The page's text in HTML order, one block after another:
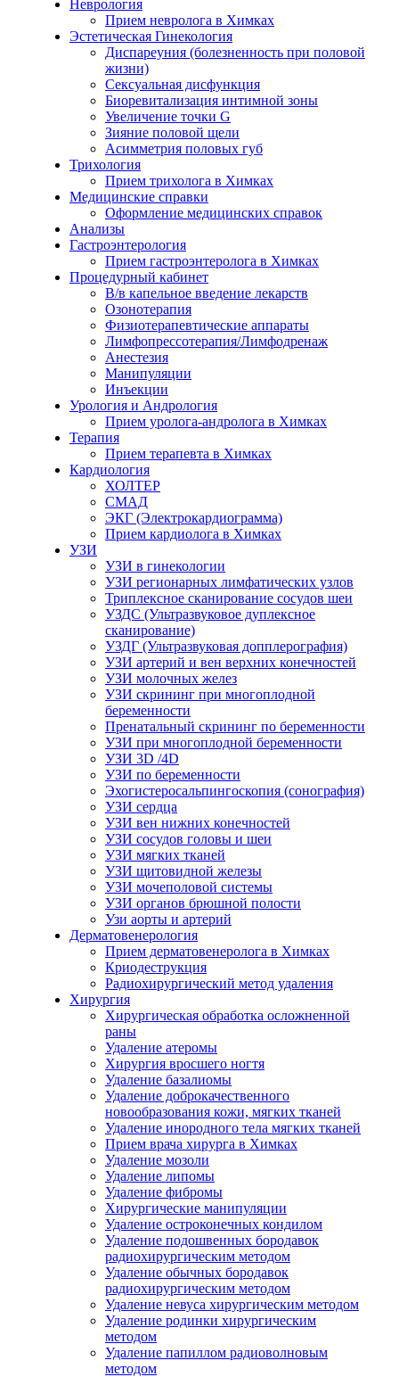
Неврология
Прием невролога в Химках
Эстетическая Гинекология
Диспареуния (болезненность при половой
жизни)
Сексуальная дисфункция
Биоревитализация интимной зоны
Увеличение точки G
Зияние половой щели
Асимметрия половых губ
Трихология
Прием трихолога в Химках
Медицинские справки
Оформление медицинских справок
Анализы
Гастроэнтерология
Прием гастроэнтеролога в Химках
Процедурный кабинет
В/в капельное введение лекарств
Озонотерапия
Физиотерапевтические аппараты
Лимфопрессотерапия/Лимфодренаж
Анестезия
Манипуляции
Инъекции
Урология и Андрология
Прием уролога-андролога в Химках
Терапия
Прием терапевта в Химках
Кардиология
ХОЛТЕР
СМАД
ЭКГ (Электрокардиограмма)
Прием кардиолога в Химках
УЗИ
УЗИ в гинекологии
УЗИ регионарных лимфатических узлов
Триплексное сканирование сосудов шеи
УЗДС (Ультразвуковое дуплексное
сканирование)
УЗДГ (Ультразвуковая допплерография)
УЗИ артерий и вен верхних конечностей
УЗИ молочных желез
УЗИ скрининг при многоплодной
беременности
Пренатальный скрининг по беременности
УЗИ при многоплодной беременности
УЗИ 3D /4D
УЗИ по беременности
Эхогистеросальпингоскопия (сонография)
УЗИ сердца
УЗИ вен нижних конечностей
УЗИ сосудов головы и шеи
УЗИ мягких тканей
УЗИ щитовидной железы
УЗИ мочеполовой системы
УЗИ органов брюшной полости
Узи аорты и артерий
Дерматовенерология
Прием дерматовенеролога в Химках
Криодеструкция
Радиохирургический метод удаления
Хирургия
Хирургическая обработка осложненной
раны
Удаление атеромы
Хирургия вросшего ногтя
Удаление базалиомы
Удаление доброкачественного
новообразования кожи, мягких тканей
Удаление инородного тела мягких тканей
Прием врача хирурга в Химках
Удаление мозоли
Удаление липомы
Удаление фибромы
Хирургические манипуляции
Удаление остроконечных кондилом
Удаление подошвенных бородавок
радиохирургическим методом
Удаление обычных бородавок
радиохирургическим методом
Удаление невуса хирургическим методом
Удаление родинки хирургическим
методом
Удаление папиллом радиоволновым
методом